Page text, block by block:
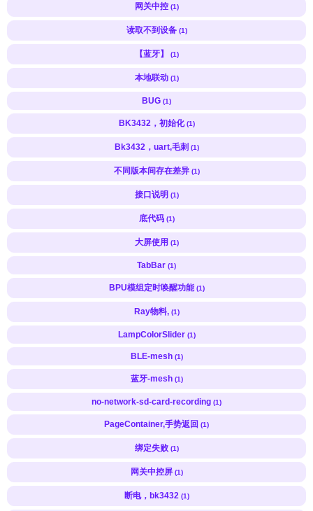
网关中控 (1)
读取不到设备 (1)
【蓝牙】 (1)
本地联动 (1)
BUG (1)
BK3432，初始化 (1)
Bk3432，uart,毛刺 (1)
不同版本间存在差异 (1)
接口说明 (1)
底代码 (1)
大屏使用 (1)
TabBar (1)
BPU模组定时唤醒功能 (1)
Ray物料, (1)
LampColorSlider (1)
BLE-mesh (1)
蓝牙-mesh (1)
no-network-sd-card-recording (1)
PageContainer,手势返回 (1)
绑定失败 (1)
网关中控屏 (1)
断电，bk3432 (1)